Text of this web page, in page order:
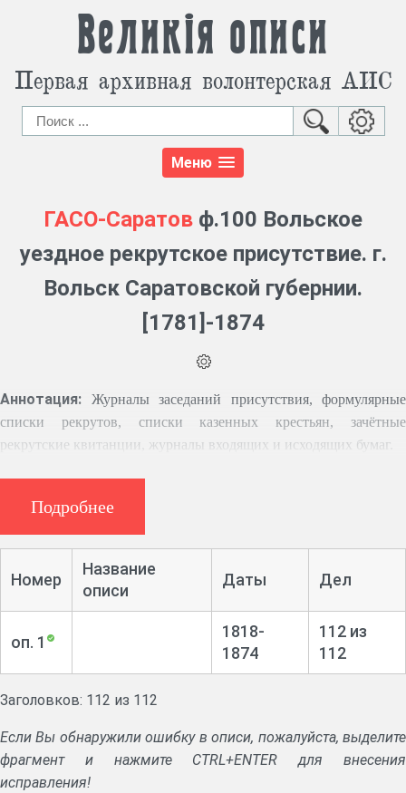
Великія описи
Первая архивная волонтерская АИС
Меню
ГАСО-Саратов ф.100 Вольское
уездное рекрутское присутствие. г.
Вольск Саратовской губернии.
[1781]-1874
Аннотация:
Журналы заседаний присутствия, формулярные
списки рекрутов, списки казенных крестьян, зачётные
рекрутские квитанции, журналы входящих и исходящих бумаг.
Подробнее
Номер
Название
описи
Даты Дел
оп. 1
1818-
1874
112 из
112
Заголовков: 112 из 112
Если Вы обнаружили ошибку в описи, пожалуйста, выделите
фрагмент и нажмите CTRL+ENTER для внесения
исправления!